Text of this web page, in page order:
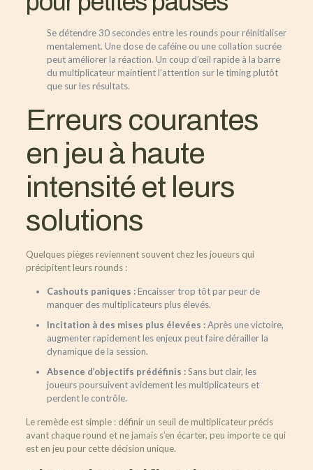
Se détendre 30 secondes entre les rounds pour réinitialiser
mentalement. Une dose de caféine ou une collation sucrée
peut améliorer la réaction. Un coup d’œil rapide à la barre
du multiplicateur maintient l’attention sur le timing plutôt
que sur les résultats.
Erreurs courantes
en jeu à haute
intensité et leurs
solutions
Quelques pièges reviennent souvent chez les joueurs qui
précipitent leurs rounds :
Cashouts paniques :Encaisser trop tôt par peur de
manquer des multiplicateurs plus élevés.
Incitation à des mises plus élevées :Après une victoire,
augmenter rapidement les enjeux peut faire dérailler la
dynamique de la session.
Absence d’objectifs prédéfinis :Sans but clair, les
joueurs poursuivent avidement les multiplicateurs et
perdent le contrôle.
Le remède est simple : définir un seuil de multiplicateur précis
avant chaque round et ne jamais s’en écarter, peu importe ce qui
est en jeu pour cette décision unique.